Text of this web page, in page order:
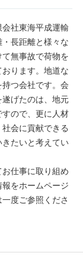
社東海平成運輸
長距離と様々な
無事故で荷物を
ります。地道な
つ会社です。会
げたのは、地元
ので、更に人材
会に貢献できる
たいと考えてい
仕事に取り組め
をホームページ
度ご参照くださ